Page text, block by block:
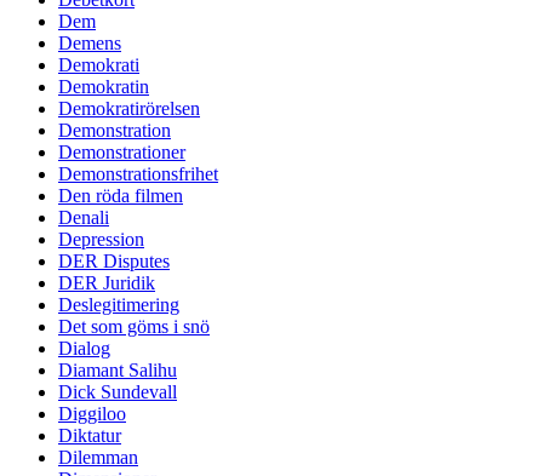
Dem
Demens
Demokrati
Demokratin
Demokratirörelsen
Demonstration
Demonstrationer
Demonstrationsfrihet
Den röda filmen
Denali
Depression
DER Disputes
DER Juridik
Deslegitimering
Det som göms i snö
Dialog
Diamant Salihu
Dick Sundevall
Diggiloo
Diktatur
Dilemman